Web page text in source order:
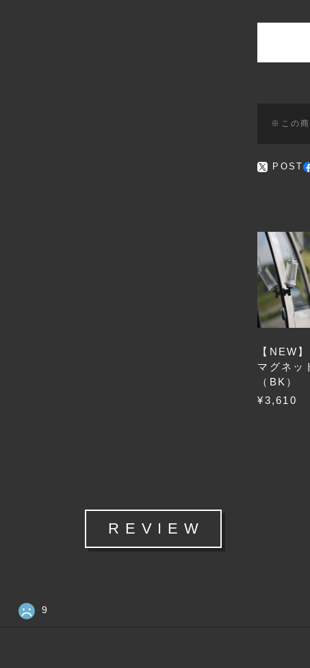
※この商
POST
【NEW
マグネッ
（BK）
¥3,610
REVIEW
9